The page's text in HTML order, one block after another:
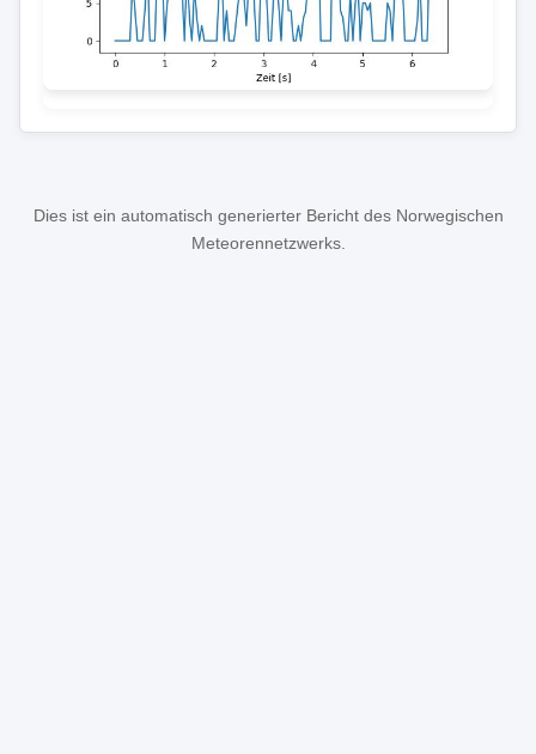
Dies ist ein automatisch generierter Bericht des Norwegischen
Meteorennetzwerks.